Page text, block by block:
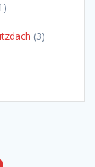
(3)